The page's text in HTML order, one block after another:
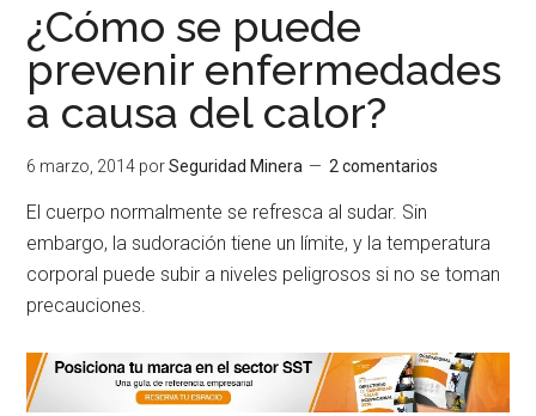
¿Cómo se puede
prevenir enfermedades
a causa del calor?
6 marzo, 2014 porSeguridad Minera 2 comentarios
El cuerpo normalmente se refresca al sudar. Sin
embargo, la sudoración tiene un límite, y la temperatura
corporal puede subir a niveles peligrosos si no se toman
precauciones.